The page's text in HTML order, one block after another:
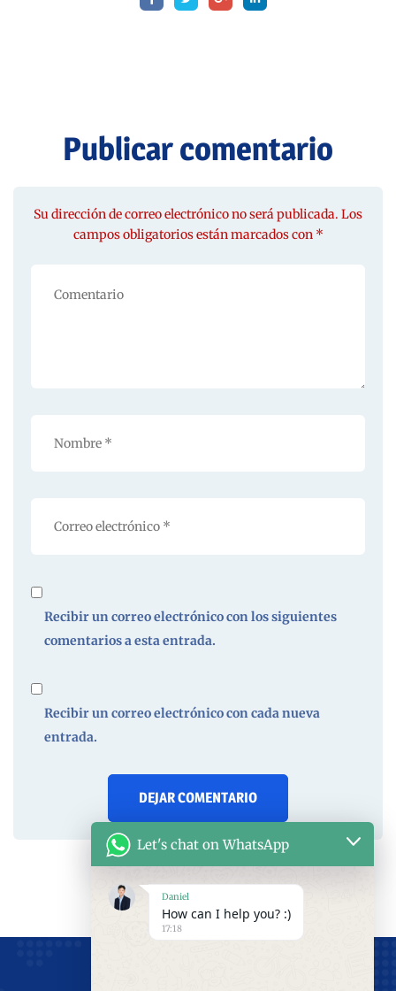
Publicar comentario
Su dirección de correo electrónico no será publicada. Los
campos obligatorios están marcados con *
Recibir un correo electrónico con los siguientes
comentarios a esta entrada.
Recibir un correo electrónico con cada nueva
entrada.
Let's chat on WhatsApp
Daniel
How can I help you? :)
17:18